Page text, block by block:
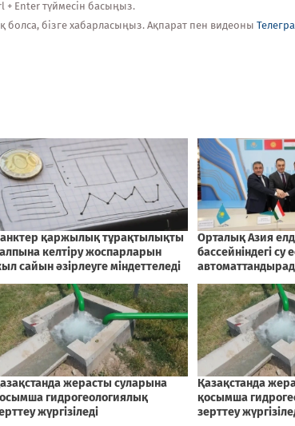
+ Enter түймесін басыңыз.
бізге хабарласыңыз. Ақпарат пен видеоны